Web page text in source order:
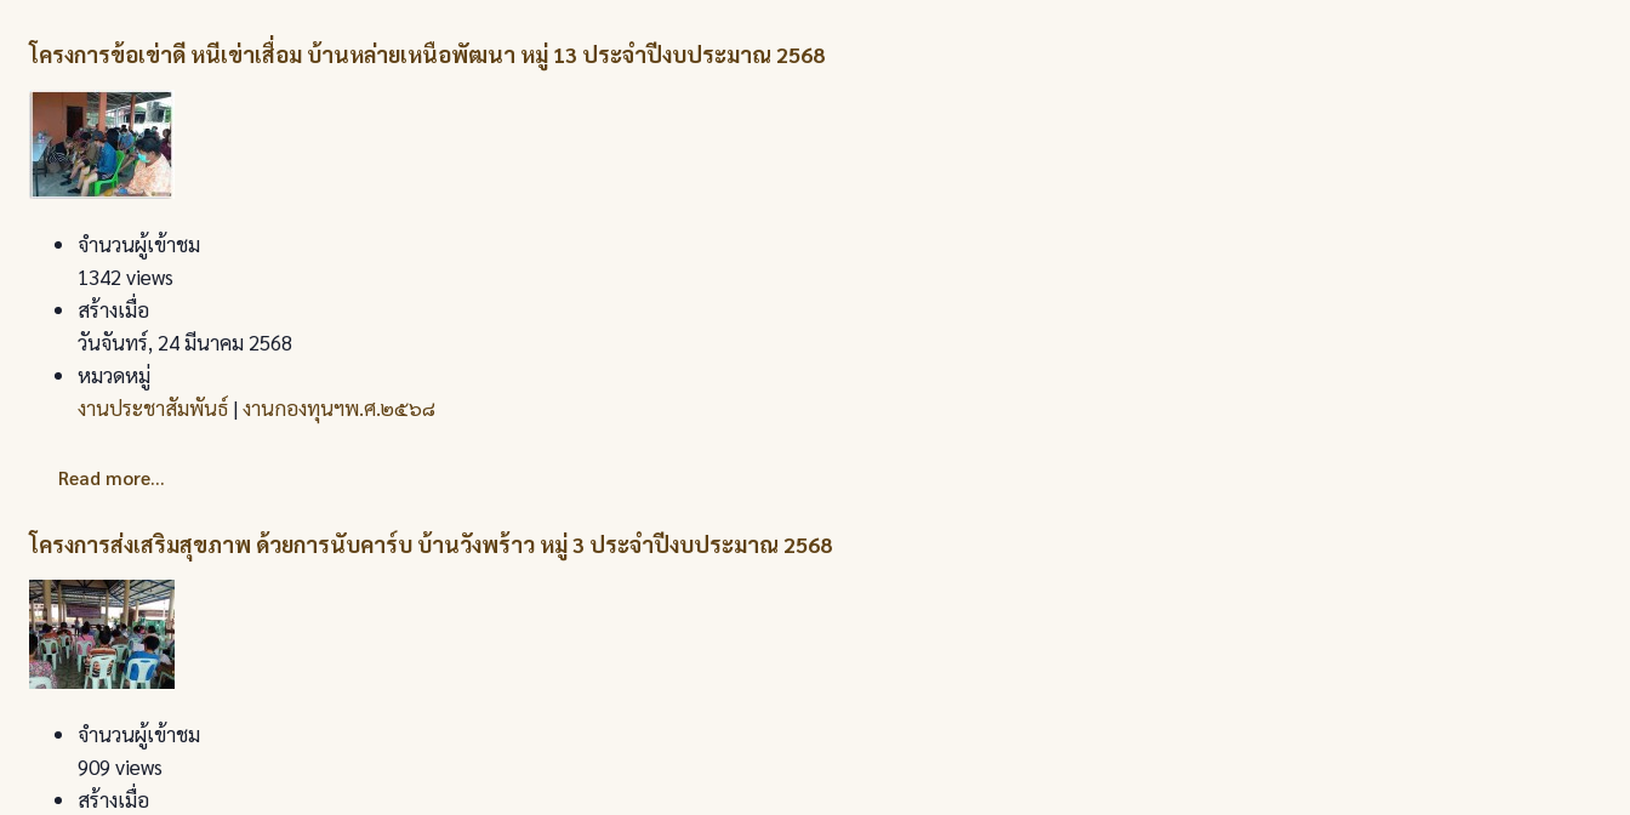
โครงการข้อเข่าดี หนีเข่าเสื่อม บ้านหล่ายเหนือพัฒนา หมู่ 13 ประจำปีงบประมาณ 2568
จำนวนผู้เข้าชม
1342 views
สร้างเมื่อ
วันจันทร์, 24 มีนาคม 2568
หมวดหมู่
งานประชาสัมพันธ์ |งานกองทุนฯพ.ศ.๒๕๖๘
Read more...
โครงการส่งเสริมสุขภาพ ด้วยการนับคาร์บ บ้านวังพร้าว หมู่ 3 ประจำปีงบประมาณ 2568
จำนวนผู้เข้าชม
909 views
สร้างเมื่อ